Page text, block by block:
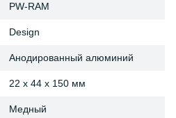
PW-RAM
Design
Анодированный алюминий
22 x 44 x 150 мм
Медный